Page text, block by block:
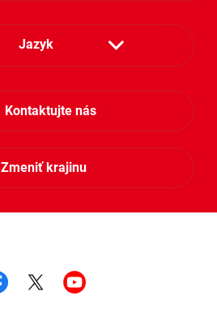
Jazyk
Česky
Kontaktujte nás
Zmeniť krajinu